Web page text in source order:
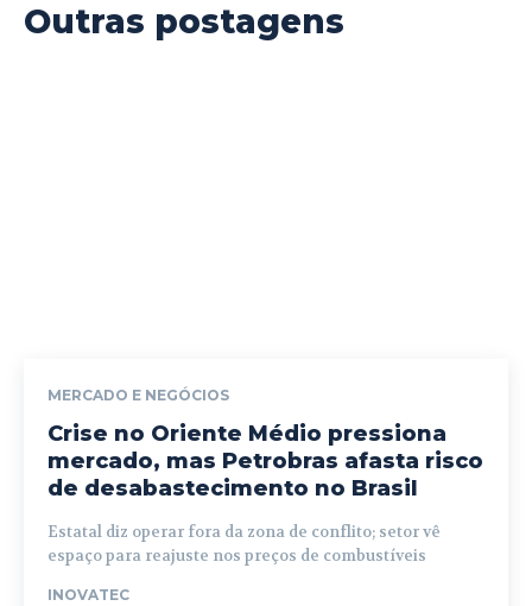
Outras postagens
MERCADO E NEGÓCIOS
Crise no Oriente Médio pressiona
mercado, mas Petrobras afasta risco
de desabastecimento no Brasil
Estatal diz operar fora da zona de conflito; setor vê
espaço para reajuste nos preços de combustíveis
INOVATEC